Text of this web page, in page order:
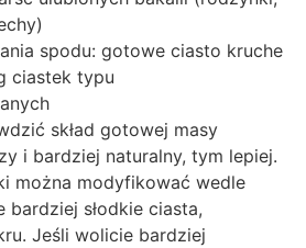
spodu: gotowe ciasto kruche
ciastek typu
skład gotowej masy
i bardziej naturalny, tym lepiej.
można modyfikować wedle
bardziej słodkie ciasta,
Jeśli wolicie bardziej